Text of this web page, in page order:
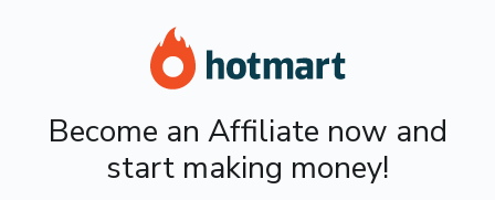
Become an Affiliate now and
start making money!